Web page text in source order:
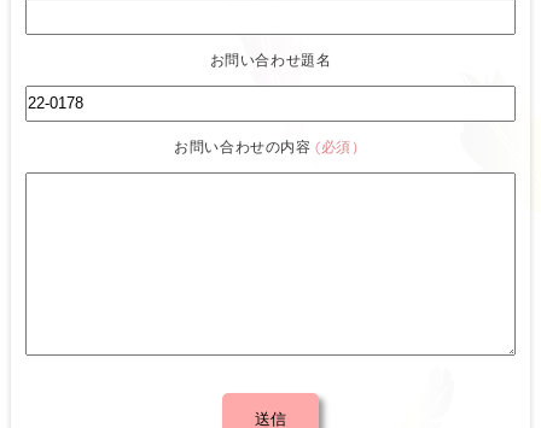
お問い合わせ題名
お問い合わせの内容(必須）